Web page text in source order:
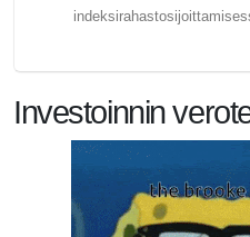
Investoinnin